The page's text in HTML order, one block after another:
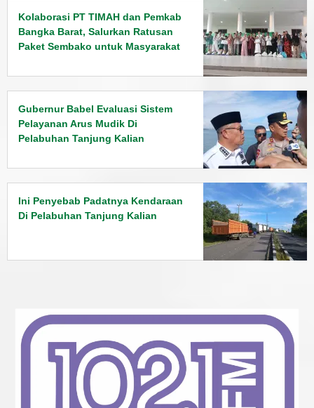
Kolaborasi PT TIMAH dan Pemkab
Bangka Barat, Salurkan Ratusan
Paket Sembako untuk Masyarakat
Gubernur Babel Evaluasi Sistem
Pelayanan Arus Mudik Di
Pelabuhan Tanjung Kalian
Ini Penyebab Padatnya Kendaraan
Di Pelabuhan Tanjung Kalian